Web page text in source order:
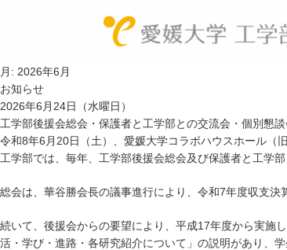
月: 2026年6月
お知らせ
2026年6月24日（水曜日）
工学部後援会総会・保護者と工学部との交流会・個別懇
令和8年6月20日（土）、愛媛大学コラボハウスホール（
工学部では、毎年、工学部後援会総会及び保護者と工学
総会は、華谷勝会長の議事進行により、令和7年度収支
続いて、後援会からの要望により、平成17年度から実施
活・学び・進路・各研究紹介について」の説明があり、